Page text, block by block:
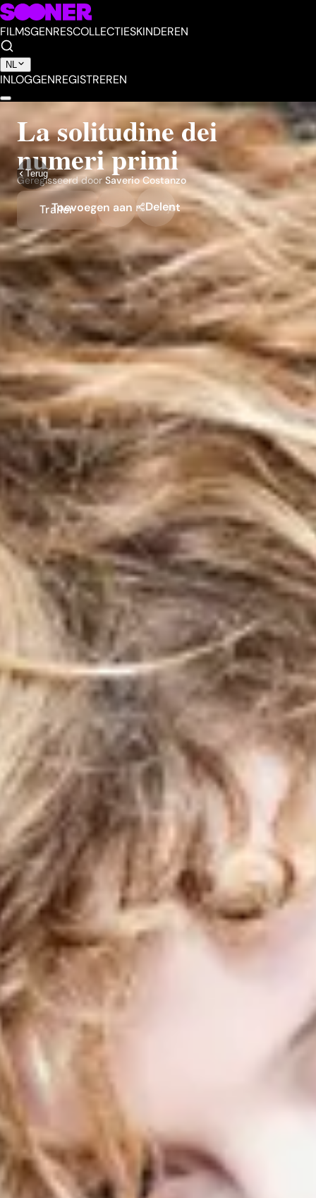
FILMSGENRESCOLLECTIESKINDEREN
NL
INLOGGENREGISTREREN
Terug
La solitudine dei
numeri primi
Geregisseerd door Saverio Costanzo
Trailer
Toevoegen aan mijn lijst
Delen